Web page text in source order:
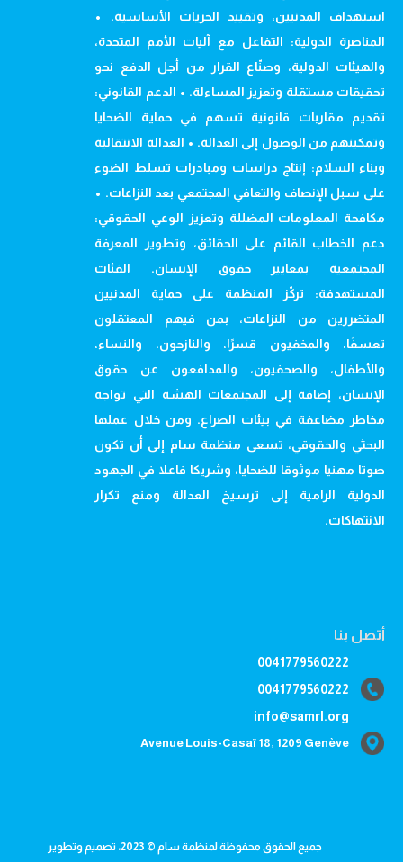
استهداف المدنيين، وتقييد الحريات الأساسية. •
المناصرة الدولية: التفاعل مع آليات الأمم المتحدة،
والهيئات الدولية، وصنّاع القرار من أجل الدفع نحو
تحقيقات مستقلة وتعزيز المساءلة. • الدعم القانوني:
تقديم مقاربات قانونية تسهم في حماية الضحايا
وتمكينهم من الوصول إلى العدالة. • العدالة الانتقالية
وبناء السلام: إنتاج دراسات ومبادرات تسلط الضوء
على سبل الإنصاف والتعافي المجتمعي بعد النزاعات. •
مكافحة المعلومات المضللة وتعزيز الوعي الحقوقي:
دعم الخطاب القائم على الحقائق، وتطوير المعرفة
المجتمعية بمعايير حقوق الإنسان. الفئات
المستهدفة: تركّز المنظمة على حماية المدنيين
المتضررين من النزاعات، بمن فيهم المعتقلون
تعسفًا، والمخفيون قسرًا، والنازحون، والنساء،
والأطفال، والصحفيون، والمدافعون عن حقوق
الإنسان، إضافة إلى المجتمعات الهشة التي تواجه
مخاطر مضاعفة في بيئات الصراع. ومن خلال عملها
البحثي والحقوقي، تسعى منظمة سام إلى أن تكون
صوتا مهنيا موثوقا للضحايا، وشريكا فاعلا في الجهود
الدولية الرامية إلى ترسيخ العدالة ومنع تكرار
الانتهاكات.
أتصل بنا
0041779560222
0041779560222
info@samrl.org
Avenue Louis-Casaï 18, 1209 Genève
جميع الحقوق محفوظة لمنظمة سام © 2023، تصميم وتطوير